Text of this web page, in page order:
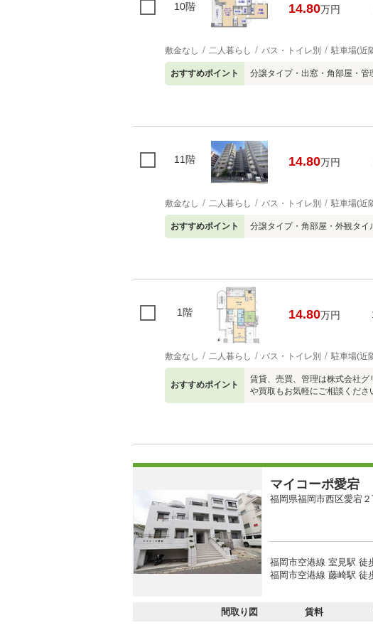
10階 14.80万円
敷金なし 二人暮らし バス・トイレ別 駐車場(近
おすすめポイント 分譲タイプ・出窓・角部屋・
11階 14.80万円
敷金なし 二人暮らし バス・トイレ別 駐車場(近
おすすめポイント 分譲タイプ・角部屋・外観タ
1階 14.80万円
敷金なし 二人暮らし バス・トイレ別 駐車場(近
おすすめポイント
賃貸、売買、管理は株式会社
や買取もお気軽にご相談くださ
マイコーポ愛宕
福岡県福岡市西区愛宕２
福岡市空港線 室見駅 徒
福岡市空港線 藤崎駅 徒
間取り図 賃料